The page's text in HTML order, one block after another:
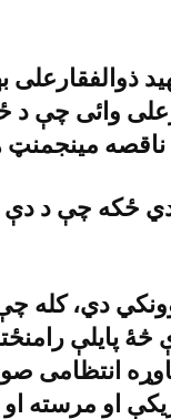
ذوالفقارعلى
وائى چې د
ناقصه مينجمنټ
دي ځکه چې د
دي، کله
پايلې
انتظامى
او مرسته او